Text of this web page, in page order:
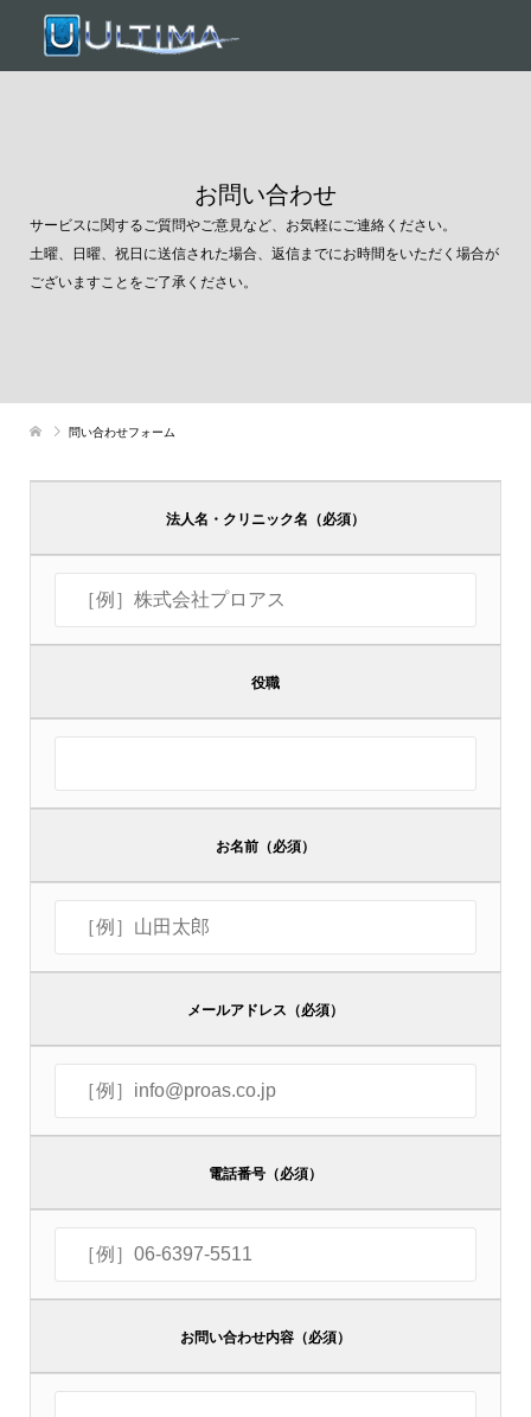
お問い合わせ
サービスに関するご質問やご意見など、お気軽にご連絡ください。
土曜、日曜、祝日に送信された場合、返信までにお時間をいただく場合が
ございますことをご了承ください。
問い合わせフォーム
法人名・クリニック名（必須）
役職
お名前（必須）
メールアドレス（必須）
電話番号（必須）
お問い合わせ内容（必須）